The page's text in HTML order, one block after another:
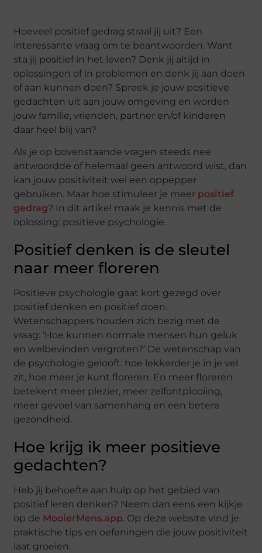
Hoeveel positief gedrag straal jij uit? Een
interessante vraag om te beantwoorden. Want
sta jij positief in het leven? Denk jij altijd in
oplossingen of in problemen en denk jij aan doen
of aan kunnen doen? Spreek je jouw positieve
gedachten uit aan jouw omgeving en worden
jouw familie, vrienden, partner en/of kinderen
daar heel blij van?
Als je op bovenstaande vragen steeds nee
antwoordde of helemaal geen antwoord wist, dan
kan jouw positiviteit wel een oppepper
gebruiken. Maar hoe stimuleer je meer positief
gedrag? In dit artikel maak je kennis met de
oplossing: positieve psychologie.
Positief denken is de sleutel
naar meer floreren
Positieve psychologie gaat kort gezegd over
positief denken en positief doen.
Wetenschappers houden zich bezig met de
vraag: ‘Hoe kunnen normale mensen hun geluk
en welbevinden vergroten?’ De wetenschap van
de psychologie gelooft: hoe lekkerder je in je vel
zit, hoe meer je kunt floreren. En meer floreren
betekent meer plezier, meer zelfontplooiing,
meer gevoel van samenhang en een betere
gezondheid.
Hoe krijg ik meer positieve
gedachten?
Heb jij behoefte aan hulp op het gebied van
positief leren denken? Neem dan eens een kijkje
op de MooierMens.app. Op deze website vind je
praktische tips en oefeningen die jouw positiviteit
laat groeien.